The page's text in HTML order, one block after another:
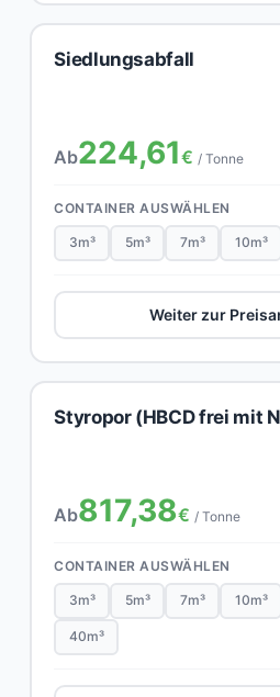
Siedlungsabfall
Ab224,61€ / Tonne
CONTAINER AUSWÄHLEN
3m³ 5m³ 7m³ 10m³
Weiter zur
Styropor (HBCD frei mit
Ab817,38€ / Tonne
CONTAINER AUSWÄHLEN
3m³ 5m³ 7m³ 10m³
40m³